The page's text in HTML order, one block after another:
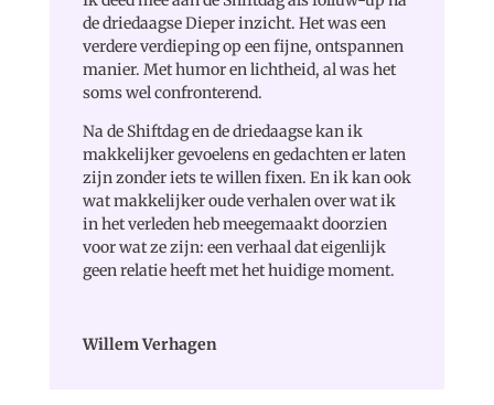
de driedaagse Dieper inzicht. Het was een
verdere verdieping op een fijne, ontspannen
manier. Met humor en lichtheid, al was het
soms wel confronterend.
Na de Shiftdag en de driedaagse kan ik
makkelijker gevoelens en gedachten er laten
zijn zonder iets te willen fixen. En ik kan ook
wat makkelijker oude verhalen over wat ik
in het verleden heb meegemaakt doorzien
voor wat ze zijn: een verhaal dat eigenlijk
geen relatie heeft met het huidige moment.
Willem Verhagen